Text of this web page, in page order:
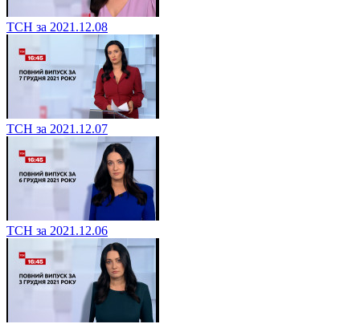
ТСН за 2021.12.08
ТСН за 2021.12.07
ТСН за 2021.12.06